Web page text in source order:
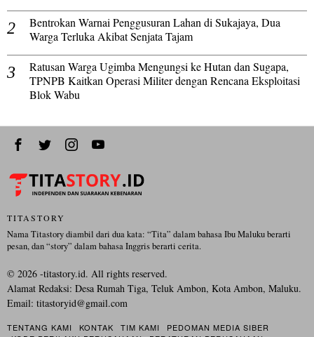
Bentrokan Warnai Penggusuran Lahan di Sukajaya, Dua
Warga Terluka Akibat Senjata Tajam
Ratusan Warga Ugimba Mengungsi ke Hutan dan Sugapa,
TPNPB Kaitkan Operasi Militer dengan Rencana Eksploitasi
Blok Wabu
TITASTORY
Nama Titastory diambil dari dua kata: “Tita” dalam bahasa Ibu Maluku berarti
pesan, dan “story” dalam bahasa Inggris berarti cerita.
© 2026 -titastory.id. All rights reserved.
Alamat Redaksi: Desa Rumah Tiga, Teluk Ambon, Kota Ambon, Maluku.
Email: titastoryid@gmail.com
TENTANG KAMI KONTAK TIM KAMI
PEDOMAN MEDIA SIBER